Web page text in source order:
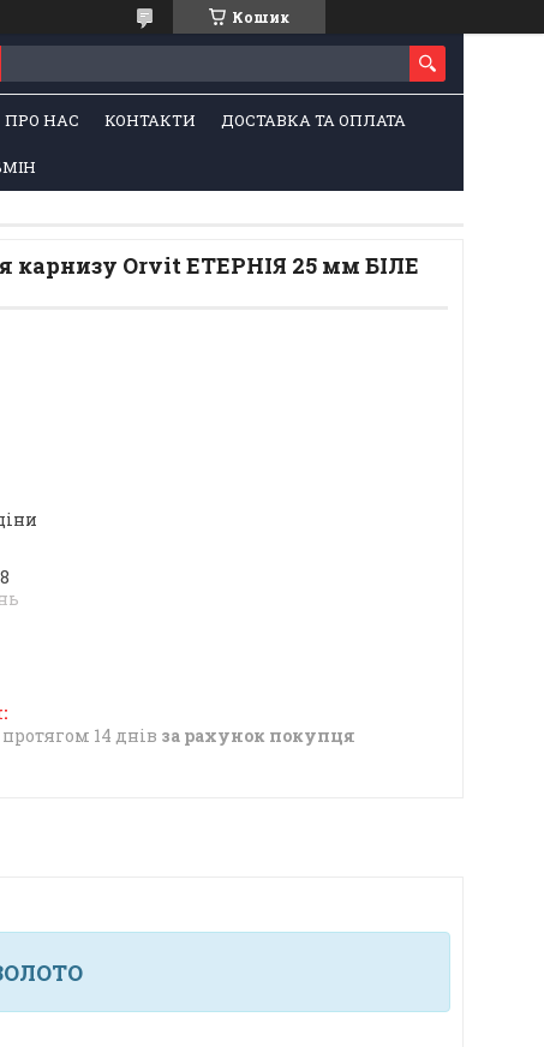
Кошик
ПРО НАС КОНТАКТИ ДОСТАВКА ТА ОПЛАТА
карнизу Orvit ЕТЕРНІЯ 25 мм БІЛЕ
14 днів за рахунок покупця